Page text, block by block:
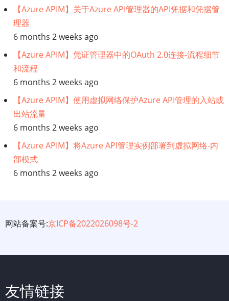
【Azure APIM】关于Azure API管理器的API凭据和凭据管
理器
6 months 2 weeks ago
【Azure APIM】凭证管理器中的OAuth 2.0连接-流程细节
和流程
6 months 2 weeks ago
【Azure APIM】使用虚拟网络保护Azure API管理的入站或
出站流量
6 months 2 weeks ago
【Azure APIM】将Azure API管理实例部署到虚拟网络-内
部模式
6 months 2 weeks ago
网站备案号:京ICP备2022026098号-2
友情链接